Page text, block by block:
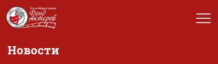
Новости